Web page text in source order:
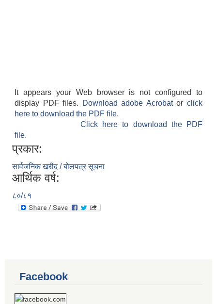
It appears your Web browser is not configured to
display PDF files.
Download adobe Acrobatorclick
here to download the PDF file.
Click here to download the PDF
file.
प्रकार:
सार्वजनिक खरीद / बोलपत्र सूचना
आर्थिक वर्ष:
८०/८१
Facebook